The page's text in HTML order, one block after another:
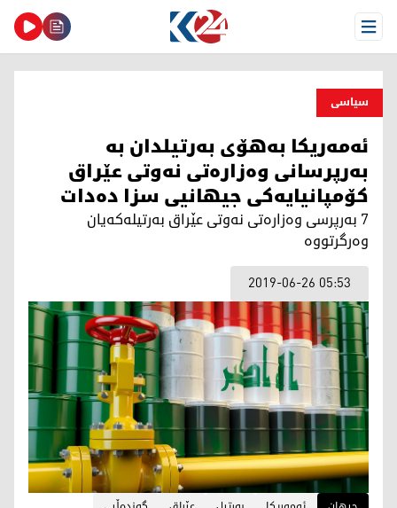
Open Menu
سیاسی
ئه‌مه‌ریكا به‌هۆی به‌رتیلدان به‌
به‌رپرسانی وه‌زاره‌تی نه‌وتی عێراق
كۆمپانیایه‌كی جیهانیی سزا ده‌دات
7 به‌رپرسی وه‌زاره‌تی نه‌وتی عێراق به‌رتیله‌كه‌یان
وه‌رگرتووه‌
2019-06-26 05:53